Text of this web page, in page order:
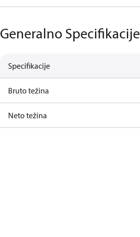
Generalno Specifikacije
Specifikacije
Bruto težina
Neto težina